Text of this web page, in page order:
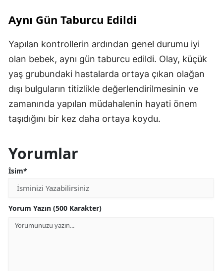
Aynı Gün Taburcu Edildi
Yapılan kontrollerin ardından genel durumu iyi
olan bebek, aynı gün taburcu edildi. Olay, küçük
yaş grubundaki hastalarda ortaya çıkan olağan
dışı bulguların titizlikle değerlendirilmesinin ve
zamanında yapılan müdahalenin hayati önem
taşıdığını bir kez daha ortaya koydu.
Yorumlar
İsim*
Yorum Yazın (500 Karakter)